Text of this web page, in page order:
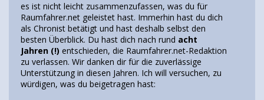
es ist nicht leicht zusammenzufassen, was du für
Raumfahrer.net geleistet hast. Immerhin hast du dich
als Chronist betätigt und hast deshalb selbst den
besten Überblick. Du hast dich nach rund acht
Jahren (!) entschieden, die Raumfahrer.net-Redaktion
zu verlassen. Wir danken dir für die zuverlässige
Unterstützung in diesen Jahren. Ich will versuchen, zu
würdigen, was du beigetragen hast: